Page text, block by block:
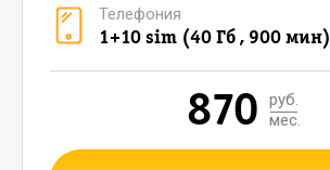
1+10 sim (40 Гб , 900 мин)
Телефония
870
руб.
мес.